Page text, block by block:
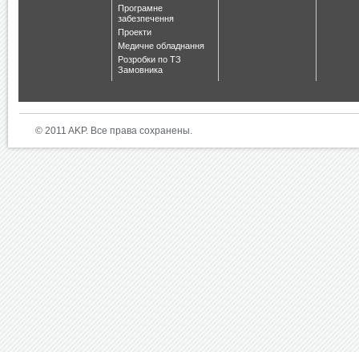
Програмне
забезпечення
Проекти
Медичне обладнання
Розробки по ТЗ
Замовника
© 2011 AKP. Все права сохранены.